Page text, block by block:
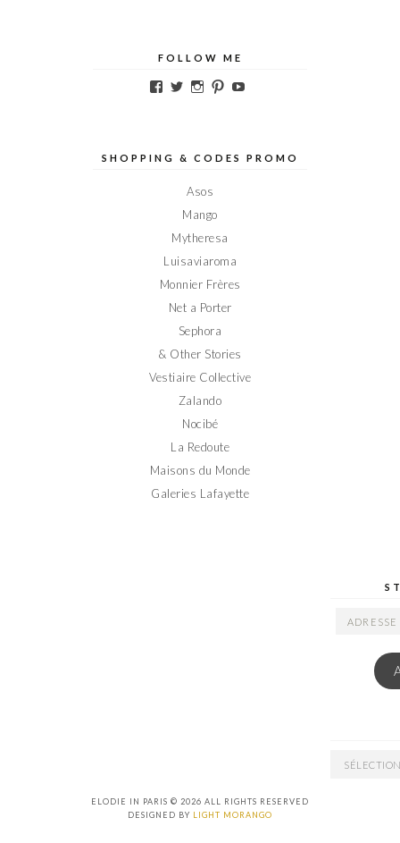
FOLLOW ME
Voir
sur
Voir
sur
Voir
sur
Voir
sur sur
SHOPPING & CODES PROMO
Asos
Mango
Mytheresa
Luisaviaroma
Monnier Frères
Net a Porter
Sephora
& Other Stories
Vestiaire Collective
Zalando
Nocibé
La Redoute
Maisons du Monde
Galeries Lafayette
ADRESSE
ARCHIVES
ELODIE IN PARIS © 2026 ALL RIGHTS RESERVED
DESIGNED BY LIGHT MORANGO